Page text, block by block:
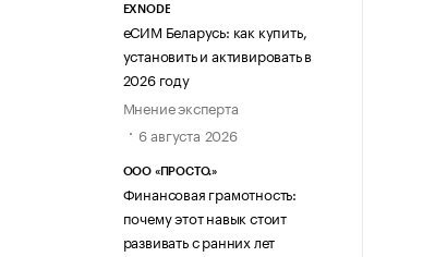
EXNODE
еСИМ Беларусь: как купить,
установить и активировать в
2026 году
Мнение эксперта
6 августа 2026
ООО «ПРОСТО.»
Финансовая грамотность:
почему этот навык стоит
развивать с ранних лет